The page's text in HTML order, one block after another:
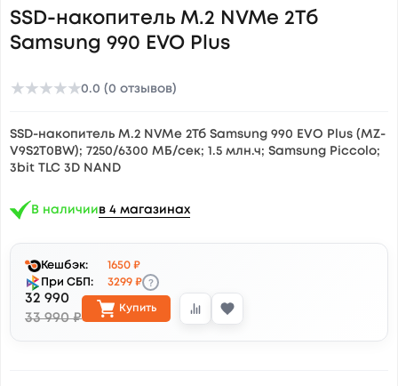
SSD-накопитель M.2 NVMe 2Тб
Samsung 990 EVO Plus
★★★★★0.0 (0 отзывов)
SSD-накопитель M.2 NVMe 2Тб Samsung 990 EVO Plus (MZ-
V9S2T0BW); 7250/6300 МБ/сек; 1.5 млн.ч; Samsung Piccolo;
3bit TLC 3D NAND
В наличиив 4 магазинах
Кешбэк:
1650 ₽
При СБП:
3299 ₽ ?
32 990
33 990 ₽
Купить